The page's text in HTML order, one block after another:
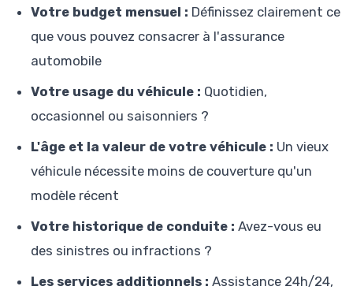
Votre budget mensuel : Définissez clairement ce
que vous pouvez consacrer à l'assurance
automobile
Votre usage du véhicule : Quotidien,
occasionnel ou saisonniers ?
L'âge et la valeur de votre véhicule : Un vieux
véhicule nécessite moins de couverture qu'un
modèle récent
Votre historique de conduite : Avez-vous eu
des sinistres ou infractions ?
Les services additionnels : Assistance 24h/24,